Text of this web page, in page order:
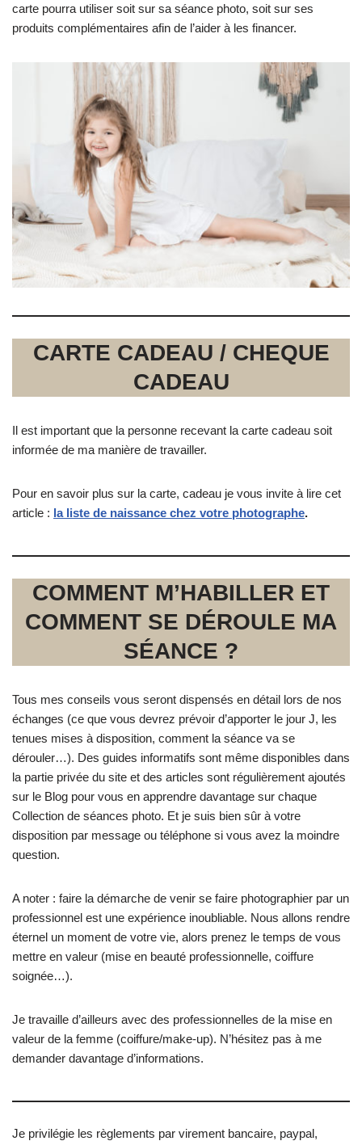
carte pourra utiliser soit sur sa séance photo, soit sur ses
produits complémentaires afin de l’aider à les financer.
CARTE CADEAU / CHEQUE
CADEAU
Il est important que la personne recevant la carte cadeau soit
informée de ma manière de travailler.
Pour en savoir plus sur la carte, cadeau je vous invite à lire cet
article : la liste de naissance chez votre photographe.
COMMENT M’HABILLER ET
COMMENT SE DÉROULE MA
SÉANCE ?
Tous mes conseils vous seront dispensés en détail lors de nos
échanges (ce que vous devrez prévoir d’apporter le jour J, les
tenues mises à disposition, comment la séance va se
dérouler…). Des guides informatifs sont même disponibles dans
la partie privée du site et des articles sont régulièrement ajoutés
sur le Blog pour vous en apprendre davantage sur chaque
Collection de séances photo. Et je suis bien sûr à votre
disposition par message ou téléphone si vous avez la moindre
question.
A noter : faire la démarche de venir se faire photographier par un
professionnel est une expérience inoubliable. Nous allons rendre
éternel un moment de votre vie, alors prenez le temps de vous
mettre en valeur (mise en beauté professionnelle, coiffure
soignée…).
Je travaille d’ailleurs avec des professionnelles de la mise en
valeur de la femme (coiffure/make-up). N’hésitez pas à me
demander davantage d’informations.
Je privilégie les règlements par virement bancaire, paypal,